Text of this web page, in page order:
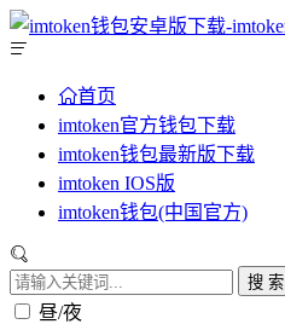
首页
imtoken官方钱包下载
imtoken钱包最新版下载
imtoken IOS版
imtoken钱包(中国官方)
搜 索
昼/夜